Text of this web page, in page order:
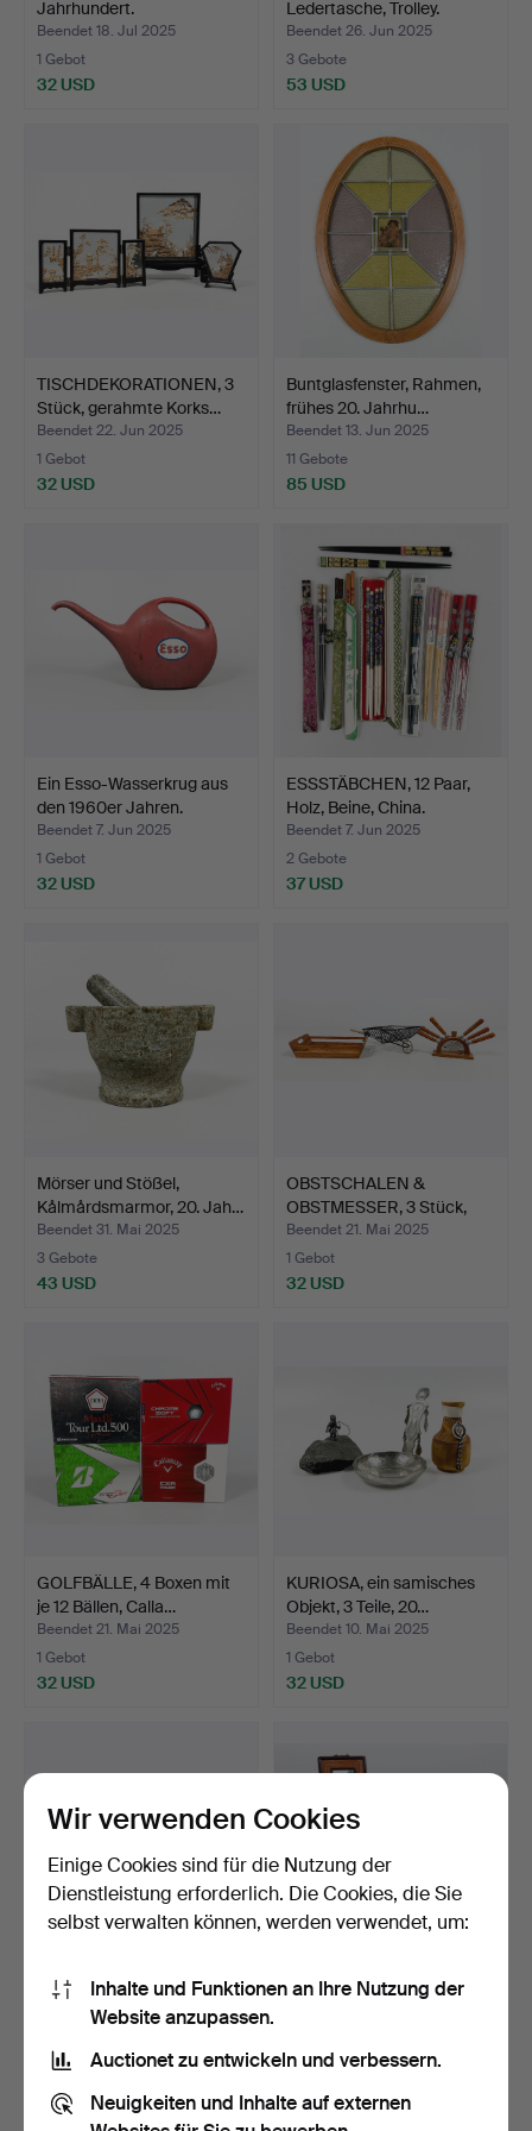
Jahrhundert.
Beendet 18. Jul 2025
1 Gebot
32 USD
Ledertasche, Trolley.
Beendet 26. Jun 2025
3 Gebote
53 USD
TISCHDEKORATIONEN, 3
Stück, gerahmte Korks…
Beendet 22. Jun 2025
1 Gebot
32 USD
Buntglasfenster, Rahmen,
frühes 20. Jahrhu…
Beendet 13. Jun 2025
11 Gebote
85 USD
Ein Esso-Wasserkrug aus
den 1960er Jahren.
Beendet 7. Jun 2025
1 Gebot
32 USD
ESSSTÄBCHEN, 12 Paar,
Holz, Beine, China.
Beendet 7. Jun 2025
2 Gebote
37 USD
Mörser und Stößel,
Kålmårdsmarmor, 20. Jah…
Beendet 31. Mai 2025
3 Gebote
43 USD
OBSTSCHALEN &
OBSTMESSER, 3 Stück,
Retro, …
Beendet 21. Mai 2025
1 Gebot
32 USD
GOLFBÄLLE, 4 Boxen mit
je 12 Bällen, Calla…
Beendet 21. Mai 2025
1 Gebot
32 USD
KURIOSA, ein samisches
Objekt, 3 Teile, 20…
Beendet 10. Mai 2025
1 Gebot
32 USD
SERVIERTABLETT AUS
TEAKHOLZ, 20.
Jahrhunde…
Beendet 7. Mai 2025
2 Gebote
PACKUNG ASIATISCHER
KURIOSITÄTEN, 15 Stück.
9 Gebote
Wir verwenden Cookies
Einige Cookies sind für die Nutzung der
Dienstleistung erforderlich. Die Cookies, die Sie
selbst verwalten können, werden verwendet, um:
Inhalte und Funktionen an Ihre Nutzung der
Website anzupassen.
Auctionet zu entwickeln und verbessern.
Neuigkeiten und Inhalte auf externen